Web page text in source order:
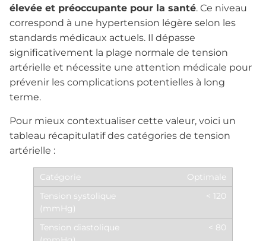
élevée et préoccupante pour la santé. Ce niveau
correspond à une hypertension légère selon les
standards médicaux actuels. Il dépasse
significativement la plage normale de tension
artérielle et nécessite une attention médicale pour
prévenir les complications potentielles à long
terme.
Pour mieux contextualiser cette valeur, voici un
tableau récapitulatif des catégories de tension
artérielle :
Optimale
< 120
< 80